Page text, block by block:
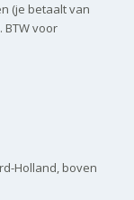
(je betaalt van
voor
Holland, boven